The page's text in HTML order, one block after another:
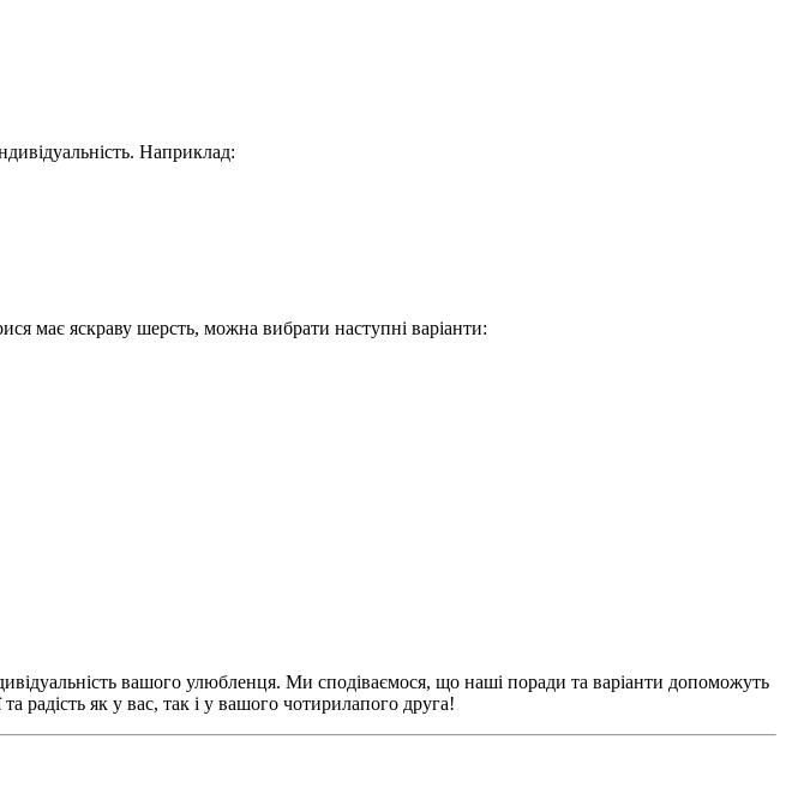
Наприклад:
має яскраву шерсть, можна вибрати наступні варіанти:
вашого улюбленця. Ми сподіваємося, що наші поради та варіанти допоможуть
радість як у вас, так і у вашого чотирилапого друга!